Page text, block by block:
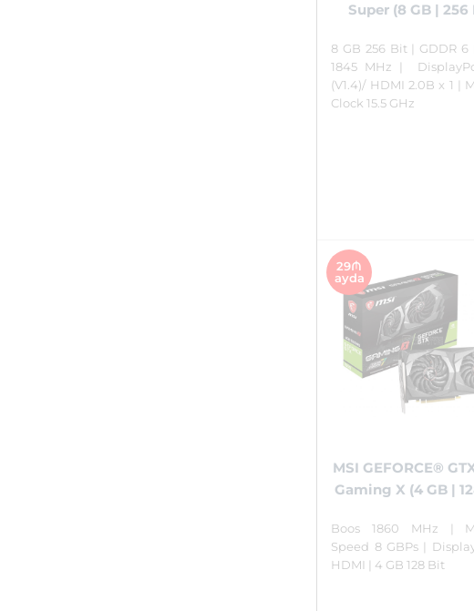
Super (8 GB | 256
8 GB 256 Bit | GDDR 6
1845 MHz |
(V1.4)/ HDMI 2.0B x 1 |
Clock 15.5 GHz
29₼
ayda
MSI GEFORCE®
Gaming X (4 GB |
Boos 1860 MHz |
Speed 8 GBPs |
HDMI | 4 GB 128 Bit